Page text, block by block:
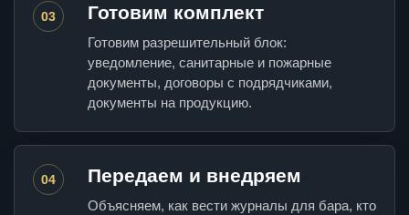
03 Готовим комплект
Готовим разрешительный блок:
уведомление, санитарные и пожарные
документы, договоры с подрядчиками,
документы на продукцию.
04 Передаем и внедряем
Объясняем, как вести журналы для бара, кто